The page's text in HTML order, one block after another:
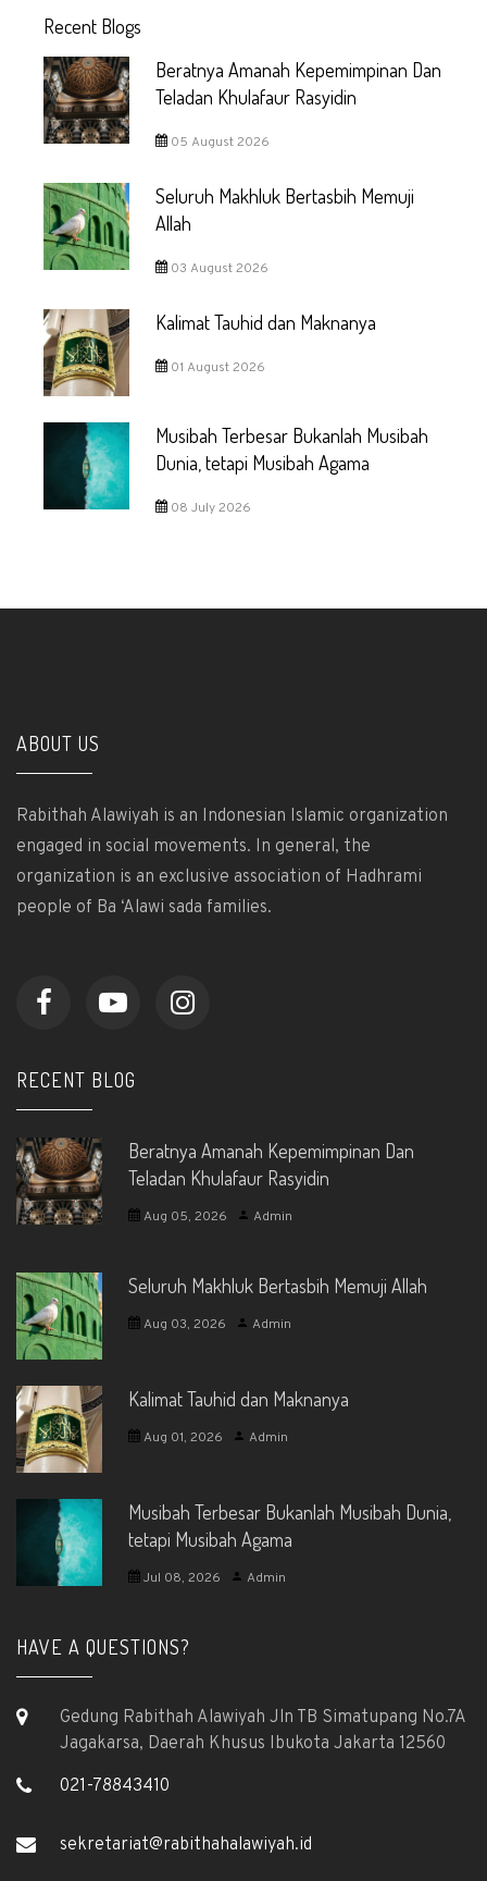
Recent Blogs
Beratnya Amanah Kepemimpinan Dan
Teladan Khulafaur Rasyidin
05 August 2026
Seluruh Makhluk Bertasbih Memuji
Allah
03 August 2026
Kalimat Tauhid dan Maknanya
01 August 2026
Musibah Terbesar Bukanlah Musibah
Dunia, tetapi Musibah Agama
08 July 2026
ABOUT US
Rabithah Alawiyah is an Indonesian Islamic organization
engaged in social movements. In general, the
organization is an exclusive association of Hadhrami
people of Ba ‘Alawi sada families.
RECENT BLOG
Beratnya Amanah Kepemimpinan Dan
Teladan Khulafaur Rasyidin
Aug 05, 2026 Admin
Seluruh Makhluk Bertasbih Memuji Allah
Aug 03, 2026 Admin
Kalimat Tauhid dan Maknanya
Aug 01, 2026 Admin
Musibah Terbesar Bukanlah Musibah Dunia,
tetapi Musibah Agama
Jul 08, 2026 Admin
HAVE A QUESTIONS?
Gedung Rabithah Alawiyah Jln TB Simatupang No.7A
Jagakarsa, Daerah Khusus Ibukota Jakarta 12560
021-78843410
sekretariat@rabithahalawiyah.id